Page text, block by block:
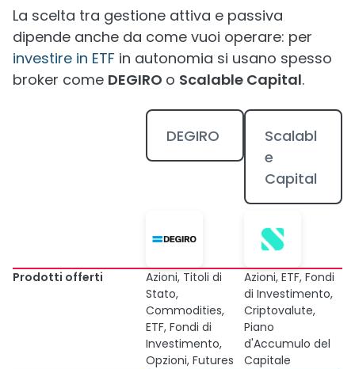
La scelta tra gestione attiva e passiva
dipende anche da come vuoi operare: per
investire in ETF in autonomia si usano spesso
broker come DEGIRO o Scalable Capital.
DEGIRO
Scalabl
e
Capital
Prodotti offerti
Azioni, Titoli di
Stato,
Commodities,
ETF, Fondi di
Investimento,
Opzioni, Futures
Azioni, ETF, Fondi
di Investimento,
Criptovalute,
Piano
d'Accumulo del
Capitale